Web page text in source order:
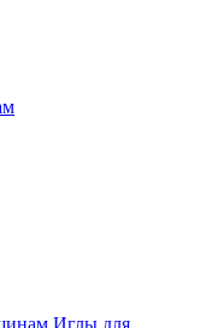
Иглы для